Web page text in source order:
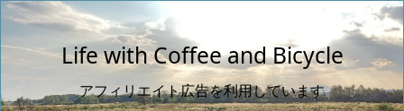
Life with Coffee and Bicycle
アフィリエイト広告を利用しています